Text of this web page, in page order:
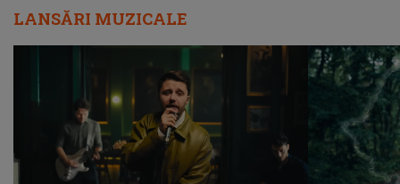
LANSĂRI MUZICALE